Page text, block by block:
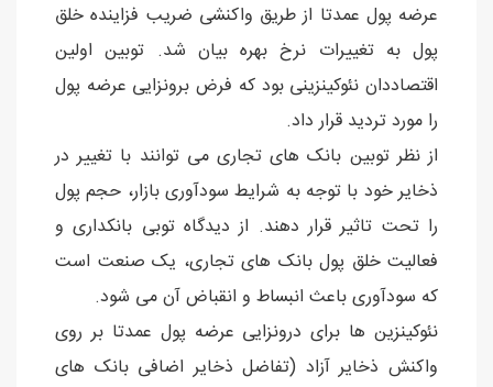
عرضه پول عمدتا از طریق واکنشی ضریب فزاینده خلق
پول به تغییرات نرخ بهره بیان شد. توبین اولین
اقتصاددان نئوکینزینی بود که فرض برونزایی عرضه پول
را مورد تردید قرار داد.
از نظر توبین بانک های تجاری می توانند با تغییر در
ذخایر خود با توجه به شرایط سودآوری بازار، حجم پول
را تحت تاثیر قرار دهند. از دیدگاه توبی بانکداری و
فعالیت خلق پول بانک های تجاری، یک صنعت است
که سودآوری باعث انبساط و انقباض آن می شود.
نئوکینزین ها برای درونزایی عرضه پول عمدتا بر روی
واکنش ذخایر آزاد (تفاضل ذخایر اضافی بانک های